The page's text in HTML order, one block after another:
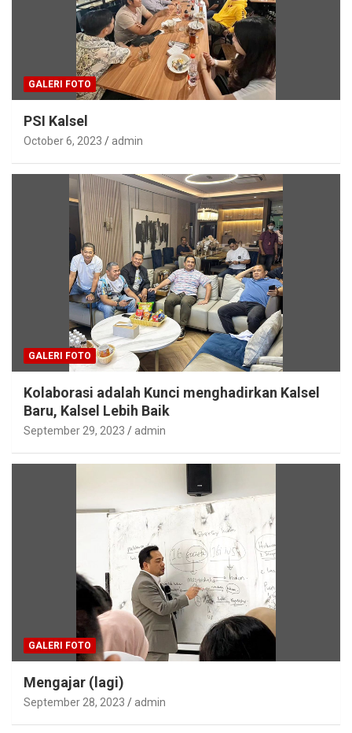
GALERI FOTO
PSI Kalsel
October 6, 2023 admin
GALERI FOTO
Kolaborasi adalah Kunci menghadirkan Kalsel
Baru, Kalsel Lebih Baik
September 29, 2023 admin
GALERI FOTO
Mengajar (lagi)
September 28, 2023 admin